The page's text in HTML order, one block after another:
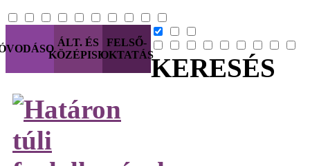
ÁLT. ÉS
KÖZÉPISK.
FELSŐ-
OKTATÁSKERESÉS